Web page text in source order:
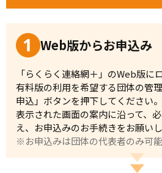
Web版からお申込み
「らくらく連絡網＋」のWeb版に
有料版の利用を希望する団体の管
申込」ボタンを押下してください。
表示された画面の案内に沿って、
え、お申込みのお手続きをお願いし
※お申込みは団体の代表者のみ可能